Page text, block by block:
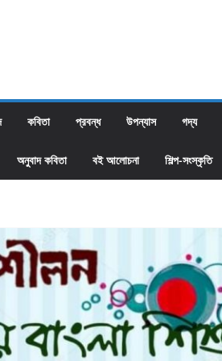
কবিতা প্রবন্ধ উপন্যাস গদ্য
অনুবাদ কবিতা বই আলোচনা শিল্প-সংস্কৃতি